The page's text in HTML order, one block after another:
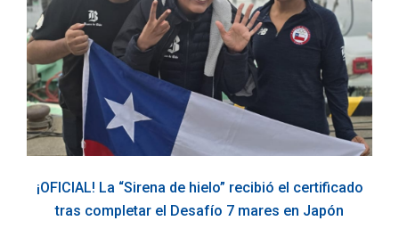
¡OFICIAL! La “Sirena de hielo” recibió el certificado
tras completar el Desafío 7 mares en Japón